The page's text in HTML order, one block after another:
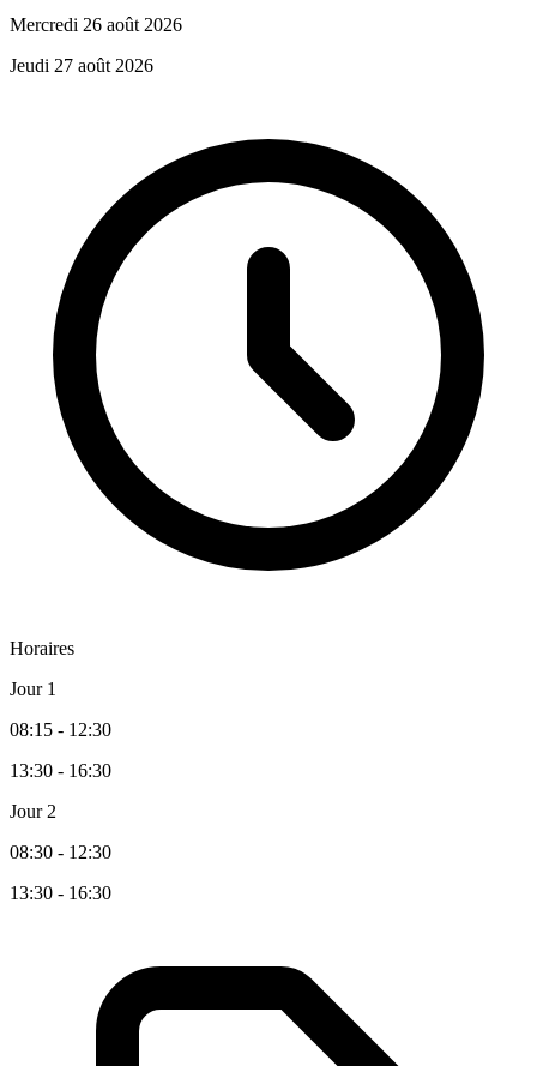
Mercredi 26 août 2026
Jeudi 27 août 2026
Horaires
Jour 1
08:15 - 12:30
13:30 - 16:30
Jour 2
08:30 - 12:30
13:30 - 16:30